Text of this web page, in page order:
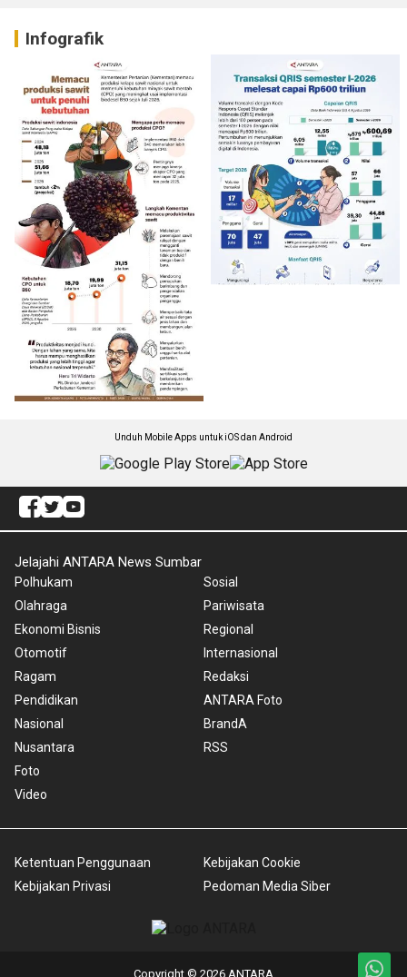
Infografik
Unduh Mobile Apps untuk iOS dan Android
Jelajahi ANTARA News Sumbar
Polhukam
Olahraga
Ekonomi Bisnis
Otomotif
Ragam
Pendidikan
Nasional
Nusantara
Foto
Video
Sosial
Pariwisata
Regional
Internasional
Redaksi
ANTARA Foto
BrandA
RSS
Ketentuan Penggunaan
Kebijakan Privasi
Kebijakan Cookie
Pedoman Media Siber
Copyright © 2026 ANTARA